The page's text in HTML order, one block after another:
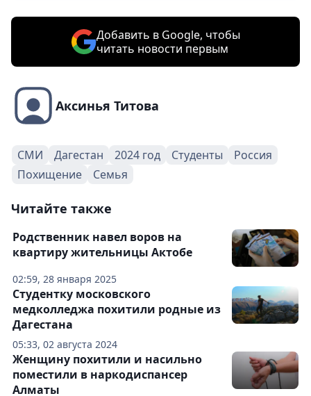
Добавить в Google, чтобы
читать новости первым
Аксинья Титова
СМИ Дагестан 2024 год Студенты
Россия
Похищение
Семья
Читайте также
02:59, 28 января 2025
Родственник навел воров на
квартиру жительницы Актобе
05:33, 02 августа 2024
Студентку московского
медколледжа похитили родные из
Дагестана
Женщину похитили и насильно
поместили в наркодиспансер
Алматы